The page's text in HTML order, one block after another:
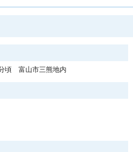
頃 富山市三熊地内